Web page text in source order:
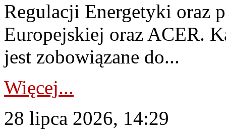
Regulacji Energetyki oraz
Europejskiej oraz ACER.
jest zobowiązane do...
Więcej...
28 lipca 2026, 14:29